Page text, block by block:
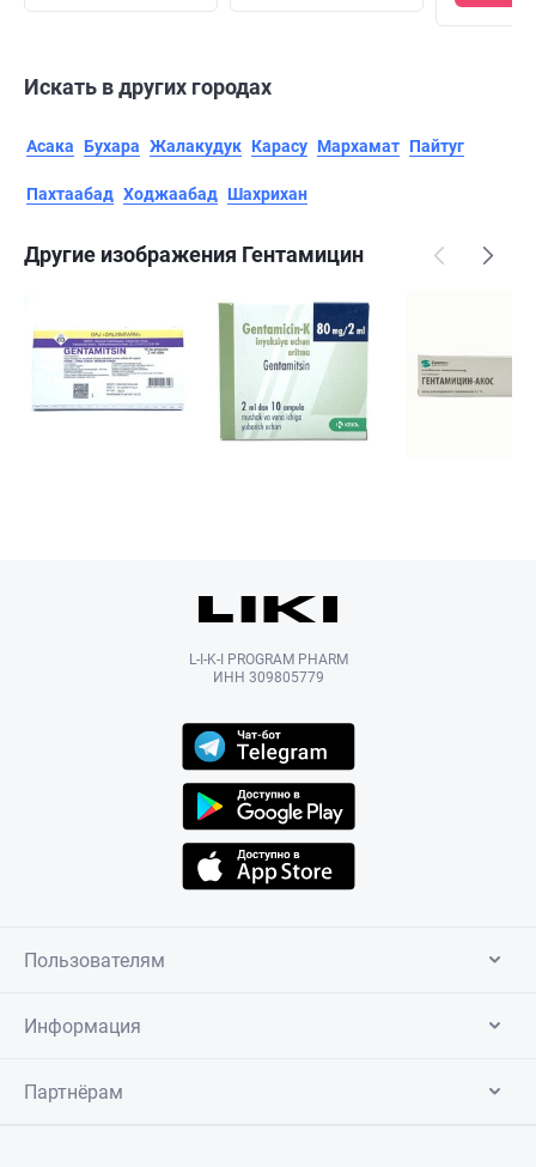
Искать в других городах
Асака Бухара Жалакудук Карасу Мархамат Пайтуг
Пахтаабад Ходжаабад Шахрихан
Другие изображения Гентамицин
L-I-K-I PROGRAM PHARM
ИНН 309805779
Пользователям
Информация
Партнёрам